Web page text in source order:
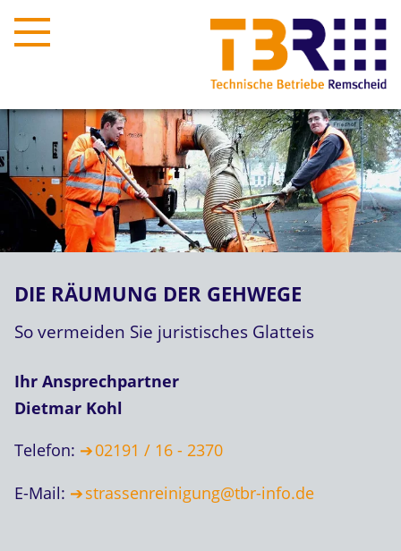
DIE RÄUMUNG DER GEHWEGE
So vermeiden Sie juristisches Glatteis
Ihr Ansprechpartner
Dietmar Kohl
Telefon:
02191 / 16 - 2370
E-Mail:
strassenreinigung@tbr-info.de